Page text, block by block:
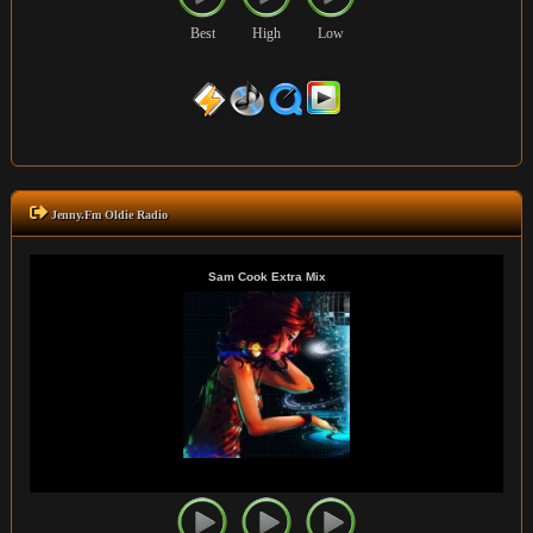
Best High Low
Jenny.Fm Oldie Radio